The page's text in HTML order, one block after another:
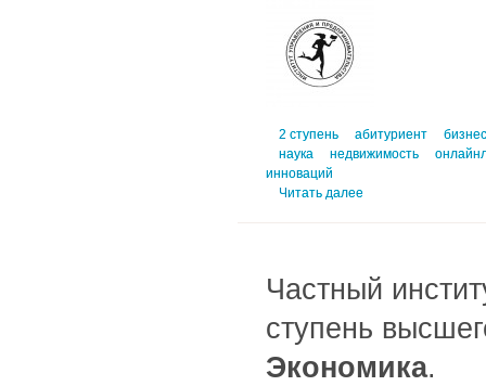
2 ступень абитуриент
бизнес
наука
недвижимость
инноваций
Читать далее
Частный
ступень
Экономика.